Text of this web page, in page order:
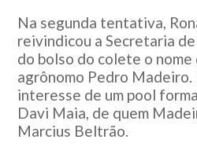
Na segunda tentativa,
reivindicou a Secretaria
do bolso do colete o
agrônomo Pedro Madeiro.
interesse de um pool
Davi Maia, de quem
Marcius Beltrão.